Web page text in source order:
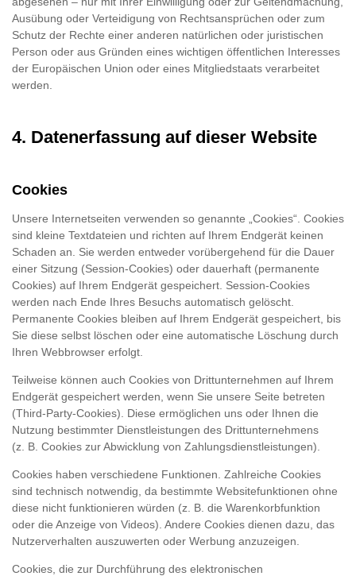
Ausübung oder Verteidigung von Rechtsansprüchen oder zum
Schutz der Rechte einer anderen natürlichen oder juristischen
Person oder aus Gründen eines wichtigen öffentlichen Interesses
der Europäischen Union oder eines Mitgliedstaats verarbeitet
werden.
4. Datenerfassung auf dieser Website
Cookies
Unsere Internetseiten verwenden so genannte „Cookies“. Cookies
sind kleine Textdateien und richten auf Ihrem Endgerät keinen
Schaden an. Sie werden entweder vorübergehend für die Dauer
einer Sitzung (Session-Cookies) oder dauerhaft (permanente
Cookies) auf Ihrem Endgerät gespeichert. Session-Cookies
werden nach Ende Ihres Besuchs automatisch gelöscht.
Permanente Cookies bleiben auf Ihrem Endgerät gespeichert, bis
Sie diese selbst löschen oder eine automatische Löschung durch
Ihren Webbrowser erfolgt.
Teilweise können auch Cookies von Drittunternehmen auf Ihrem
Endgerät gespeichert werden, wenn Sie unsere Seite betreten
(Third-Party-Cookies). Diese ermöglichen uns oder Ihnen die
Nutzung bestimmter Dienstleistungen des Drittunternehmens
(z. B. Cookies zur Abwicklung von Zahlungsdienstleistungen).
Cookies haben verschiedene Funktionen. Zahlreiche Cookies
sind technisch notwendig, da bestimmte Websitefunktionen ohne
diese nicht funktionieren würden (z. B. die Warenkorbfunktion
oder die Anzeige von Videos). Andere Cookies dienen dazu, das
Nutzerverhalten auszuwerten oder Werbung anzuzeigen.
Cookies, die zur Durchführung des elektronischen